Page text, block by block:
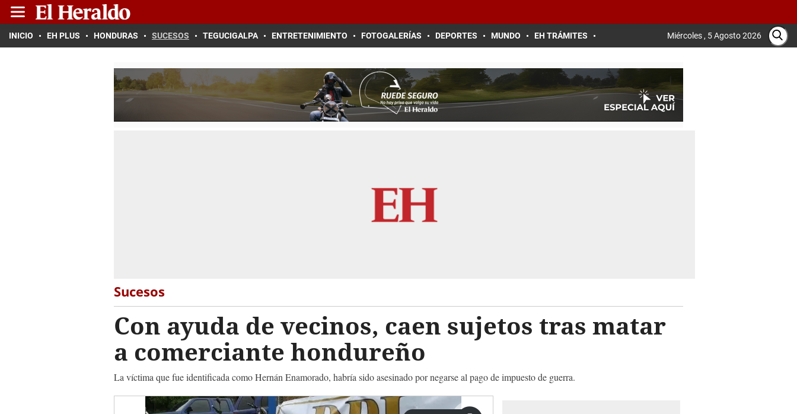
INICIO EH PLUS HONDURAS SUCESOS TEGUCIGALPA ENTRETENIMIENTO FOTOGALERÍAS DEPORTES MUNDO EH TRÁMITES Miércoles , 5 Agosto 2026
Sucesos
Con ayuda de vecinos, caen sujetos tras matar
a comerciante hondureño
La víctima que fue identificada como Hernán Enamorado, habría sido asesinado por negarse al pago de impuesto de guerra.